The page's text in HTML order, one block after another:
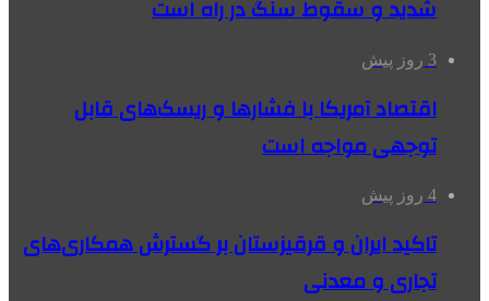
شدید و سقوط سنگ در راه است
3 روز پیش
اقتصاد آمریکا با فشارها و ریسک‌های قابل
توجهی مواجه است
4 روز پیش
تاکید ایران و قرقیزستان بر گسترش همکاری‌های
تجاری و معدنی